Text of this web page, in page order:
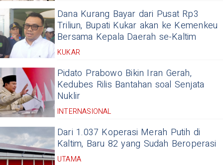
Dana Kurang Bayar dari Pusat Rp3
Triliun, Bupati Kukar akan ke Kemenkeu
Bersama Kepala Daerah se-Kaltim
KUKAR
Pidato Prabowo Bikin Iran Gerah,
Kedubes Rilis Bantahan soal Senjata
Nuklir
INTERNASIONAL
Dari 1.037 Koperasi Merah Putih di
Kaltim, Baru 82 yang Sudah Beroperasi
UTAMA